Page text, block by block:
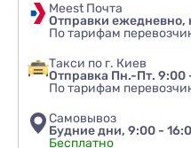
Meest Почта
Отправки
По тарифам
Такси по г. Киев
Отправка Пн.-Пт. 9:00
По тарифам
Самовывоз
Будние дни, 9:00 -
Бесплатно